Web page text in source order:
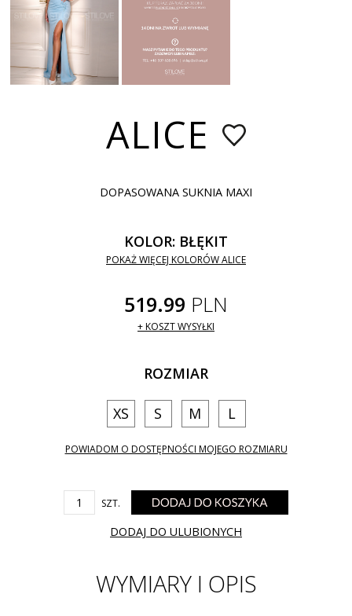
ALICE
DOPASOWANA SUKNIA MAXI
KOLOR: BŁĘKIT
POKAŻ WIĘCEJ KOLORÓW ALICE
519.99 PLN
+ KOSZT WYSYŁKI
ROZMIAR
XS S M L
POWIADOM O DOSTĘPNOŚCI MOJEGO ROZMIARU
SZT.
DODAJ DO ULUBIONYCH
WYMIARY I OPIS